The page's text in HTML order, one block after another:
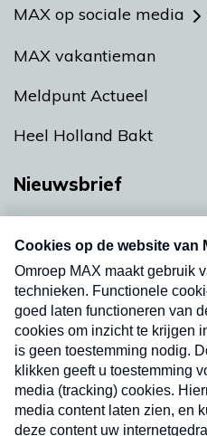
MAX op sociale media
MAX vakantieman
Meldpunt Actueel
Heel Holland Bakt
Nieuwsbrief
nieuwsbrief. Elke vrijdag-
uw mailbox.